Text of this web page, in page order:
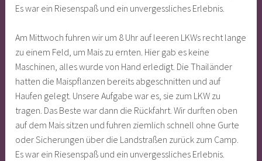
Es war ein Riesenspaß und ein unvergessliches Erlebnis.
Am Mittwoch fuhren wir um 8 Uhr auf leeren LKWs recht lange
zu einem Feld, um Mais zu ernten. Hier gab es keine
Maschinen, alles wurde von Hand erledigt. Die Thailänder
hatten die Maispflanzen bereits abgeschnitten und auf
Haufen gelegt. Unsere Aufgabe war es, sie zum LKW zu
tragen. Das Beste war dann die Rückfahrt. Wir durften oben
auf dem Mais sitzen und fuhren ziemlich schnell ohne Gurte
oder Sicherungen über die Landstraßen zurück zum Camp.
Es war ein Riesenspaß und ein unvergessliches Erlebnis.